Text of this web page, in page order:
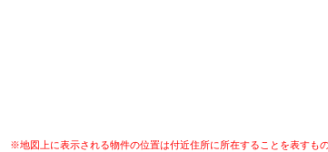
※地図上に表示される物件の位置は付近住所に所在することを表すも